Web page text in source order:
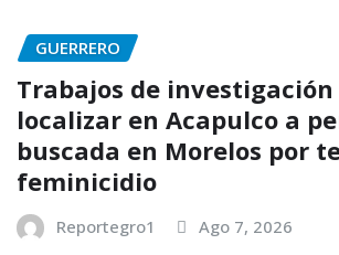
GUERRERO
Trabajos de
localizar en Acapulco a
buscada en Morelos por
feminicidio
Reportegro1 Ago 7, 2026